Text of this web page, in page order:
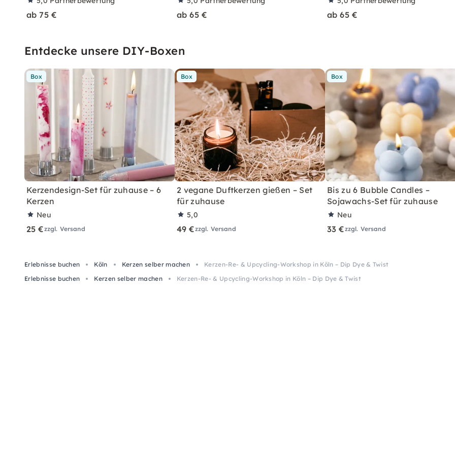
ab 75 € ab 65 € ab 65 €
Entdecke unsere DIY-Boxen
Box
Kerzendesign-Set für zuhause – 6
Kerzen
Neu
25 €zzgl. Versand
Box
2 vegane Duftkerzen gießen – Set
für zuhause
5,0
49 €zzgl. Versand
Box
Bis zu 6 Bubble Candles –
Sojawachs-Set für zuhause
Neu
33 €zzgl. Versand
Erlebnisse buchen Köln Kerzen selber machen
Kerzen-Re- & Upcycling-Workshop in Köln – Dip Dye & Twist
Erlebnisse buchen
Kerzen selber machen Kerzen-Re- & Upcycling-Workshop in Köln – Dip Dye & Twist